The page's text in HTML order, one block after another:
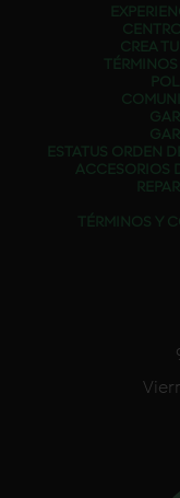
CREA
ESTATUS ORDEN
ACCESORIOS
TÉRMINOS Y